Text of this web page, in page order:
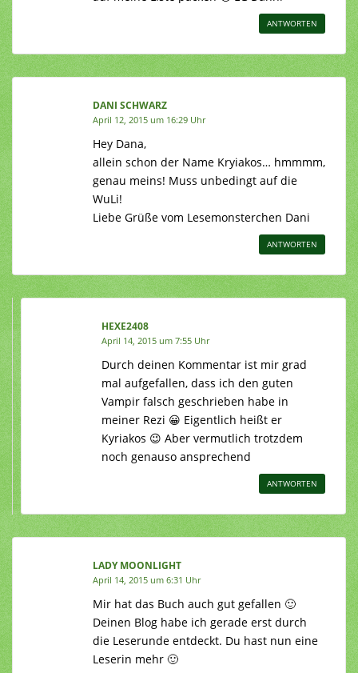
ANTWORTEN
DANI SCHWARZ
April 12, 2015 um 16:29 Uhr
Hey Dana,
allein schon der Name Kryiakos… hmmmm,
genau meins! Muss unbedingt auf die
WuLi!
Liebe Grüße vom Lesemonsterchen Dani
ANTWORTEN
HEXE2408
April 14, 2015 um 7:55 Uhr
Durch deinen Kommentar ist mir grad
mal aufgefallen, dass ich den guten
Vampir falsch geschrieben habe in
meiner Rezi 😀 Eigentlich heißt er
Kyriakos 😉 Aber vermutlich trotzdem
noch genauso ansprechend
ANTWORTEN
LADY MOONLIGHT
April 14, 2015 um 6:31 Uhr
Mir hat das Buch auch gut gefallen 🙂
Deinen Blog habe ich gerade erst durch
die Leserunde entdeckt. Du hast nun eine
Leserin mehr 🙂